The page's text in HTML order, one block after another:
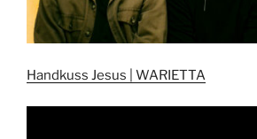
Handkuss Jesus | WARIETTA